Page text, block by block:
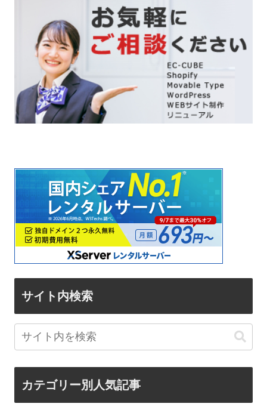
サイト内検索
カテゴリー別人気記事